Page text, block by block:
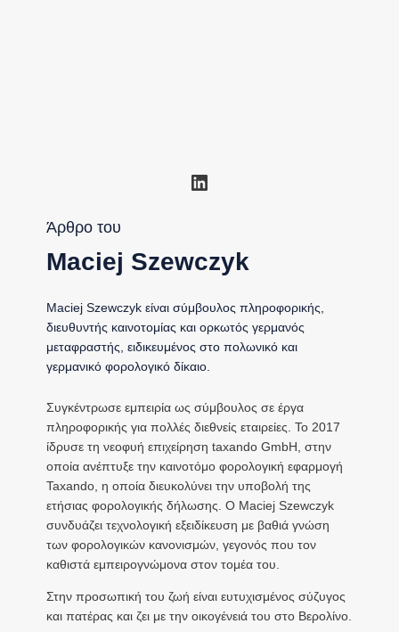
Linkedin
Άρθρο του
Maciej Szewczyk
Maciej Szewczyk είναι σύμβουλος πληροφορικής,
διευθυντής καινοτομίας και ορκωτός γερμανός
μεταφραστής, ειδικευμένος στο πολωνικό και
γερμανικό φορολογικό δίκαιο.
Συγκέντρωσε εμπειρία ως σύμβουλος σε έργα
πληροφορικής για πολλές διεθνείς εταιρείες. Το 2017
ίδρυσε τη νεοφυή επιχείρηση taxando GmbH, στην
οποία ανέπτυξε την καινοτόμο φορολογική εφαρμογή
Taxando, η οποία διευκολύνει την υποβολή της
ετήσιας φορολογικής δήλωσης. Ο Maciej Szewczyk
συνδυάζει τεχνολογική εξειδίκευση με βαθιά γνώση
των φορολογικών κανονισμών, γεγονός που τον
καθιστά εμπειρογνώμονα στον τομέα του.
Στην προσωπική του ζωή είναι ευτυχισμένος σύζυγος
και πατέρας και ζει με την οικογένειά του στο Βερολίνο.